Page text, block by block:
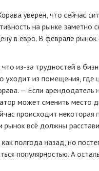
уверен, что сейчас
на рынке заметно
в евро. В феврале
что из-за трудностей в
уходит из помещения, где
— Если арендодатель
может сменить место
происходит некоторая
всё должны
полгода назад, но
популярностью. А